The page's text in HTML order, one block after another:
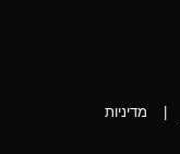
|
מדיניות